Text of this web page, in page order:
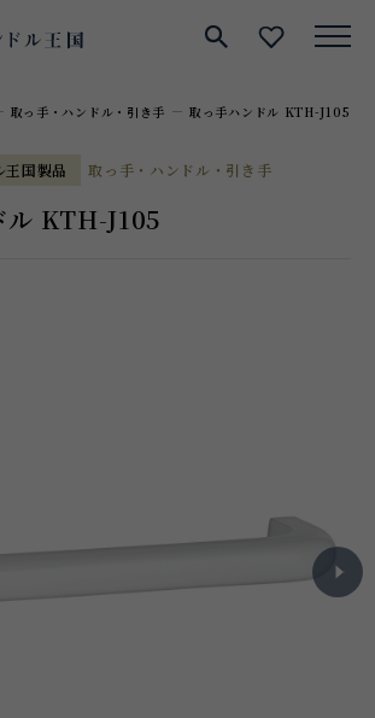
サイト内検索
お気に
取っ手・ハンドル・引き手 取っ手ハンドル KTH-J105
国製品 取っ手・ハンドル・引き手
ル KTH-J105